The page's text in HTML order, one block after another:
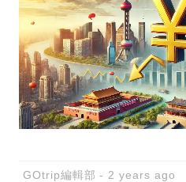
GOtrip編輯部 2 years ago